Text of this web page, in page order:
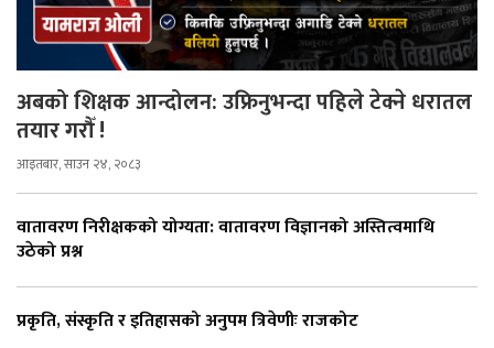
अबको शिक्षक आन्दोलन: उफ्रिनुभन्दा पहिले टेक्ने धरातल
तयार गरौँ !
आइतबार, साउन २४, २०८३
वातावरण निरीक्षकको योग्यता: वातावरण विज्ञानको अस्तित्वमाथि
उठेको प्रश्न
प्रकृति, संस्कृति र इतिहासको अनुपम त्रिवेणीः राजकोट